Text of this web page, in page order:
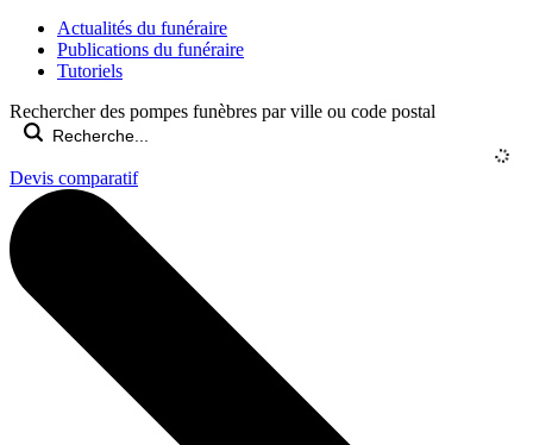
Actualités du funéraire
Publications du funéraire
Tutoriels
Rechercher des pompes funèbres par ville ou code postal
Devis comparatif